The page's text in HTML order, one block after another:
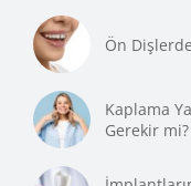
Ön
Kaplama
Gerekir mi?